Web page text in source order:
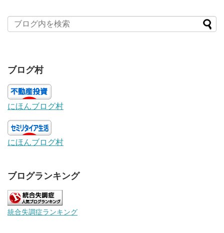
ブログ村
にほんブログ村
にほんブログ村
ブログランキング
統合失調症ランキング